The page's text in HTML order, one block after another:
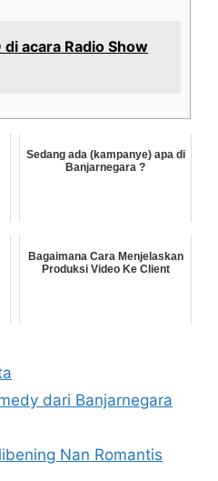
di acara Radio Show
Sedang ada (kampanye) apa di
Banjarnegara ?
Bagaimana Cara Menjelaskan
Produksi Video Ke Client
dari Banjarnegara
Nan Romantis